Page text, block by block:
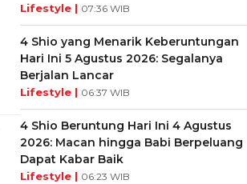
Lifestyle | 07:36 WIB
4 Shio yang Menarik Keberuntungan
Hari Ini 5 Agustus 2026: Segalanya
Berjalan Lancar
Lifestyle | 06:37 WIB
4 Shio Beruntung Hari Ini 4 Agustus
2026: Macan hingga Babi Berpeluang
Dapat Kabar Baik
Lifestyle | 06:23 WIB